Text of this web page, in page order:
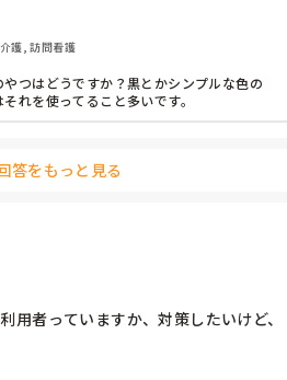
護, 訪問看護
つはどうですか？黒とかシンプルな色の
れを使ってること多いです。
答をもっと見る
用者っていますか、対策したいけど、